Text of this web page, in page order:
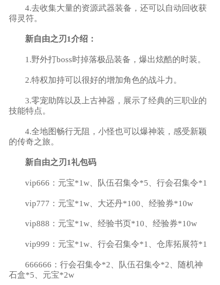
4.去收集大量的资源武器装备，还可以自动回收获
得灵符。
新自由之刃1介绍：
1.野外打boss时掉落极品装备，爆出炫酷的时装。
2.特权加持可以很好的增加角色的战斗力。
3.零宠助阵以及上古神器，展示了经典的三职业的
技能特点。
4.全地图畅行无阻，小怪也可以爆神装，感受新颖
的传奇之旅。
新自由之刃1礼包码
vip666：元宝*1w、队伍召集令*5、行会召集令*1
vip777：元宝*1w、大还丹*100、经验券*10w
vip888：元宝*1w、经验书页*10、经验券*10w
vip999：元宝*1w、行会召集令*1、仓库拓展符*1
666666：行会召集令*2、队伍召集令*2、随机神
石盒*5、元宝*2w